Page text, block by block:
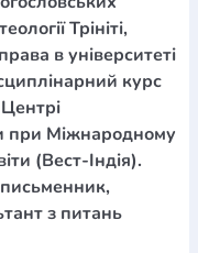
Трініті,
в університеті
курс
при Міжнародному
(Вест-Індія).
з питань